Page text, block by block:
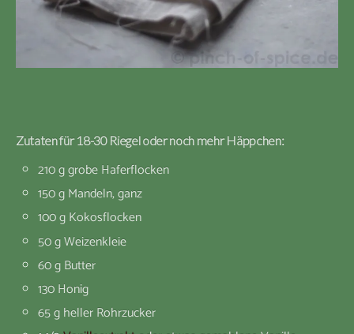
Zutaten für 18-30 Riegel oder noch mehr Häppchen:
210 g grobe Haferflocken
150 g Mandeln, ganz
100 g Kokosflocken
50 g Weizenkleie
60 g Butter
130 Honig
65 g heller Rohrzucker